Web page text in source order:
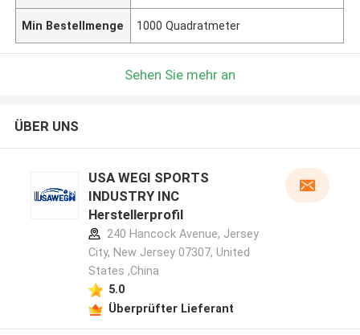
Min Bestellmenge 1000 Quadratmeter
Sehen Sie mehr an
ÜBER UNS
USA WEGI SPORTS
INDUSTRY INC
Herstellerprofil
240 Hancock Avenue, Jersey
City, New Jersey 07307, United
States ,China
5.0
Überprüfter Lieferant